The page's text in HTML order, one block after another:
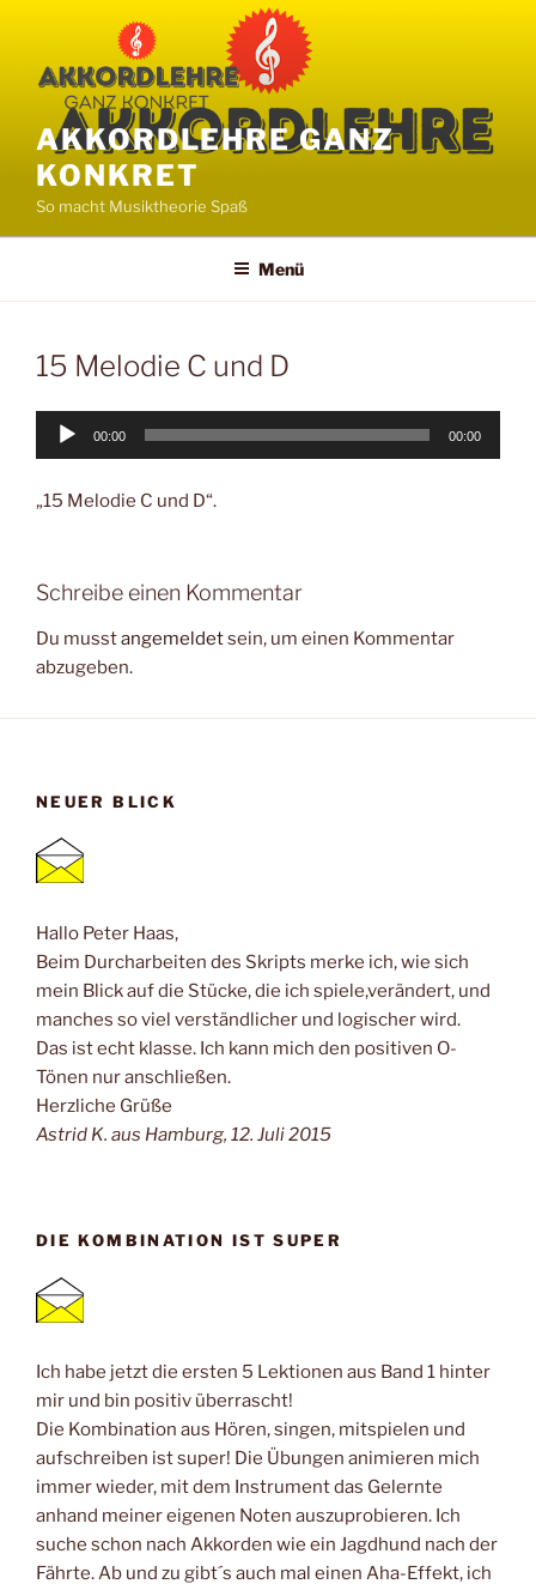
springen
AKKORDLEHRE GANZ
KONKRET
So macht Musiktheorie Spaß
Menü
15 Melodie C und D
Audio-
00:00 00:00
„15 Melodie C und D“.
Schreibe einen Kommentar
Du musstangemeldetsein, um einen Kommentar
abzugeben.
NEUER BLICK
Hallo Peter Haas,
Beim Durcharbeiten des Skripts merke ich, wie sich
mein Blick auf die Stücke, die ich spiele,verändert, und
manches so viel verständlicher und logischer wird.
Das ist echt klasse. Ich kann mich den positiven O-
Tönen nur anschließen.
Herzliche Grüße
Astrid K. aus Hamburg, 12. Juli 2015
DIE KOMBINATION IST SUPER
Ich habe jetzt die ersten 5 Lektionen aus Band 1 hinter
mir und bin positiv überrascht!
Die Kombination aus Hören, singen, mitspielen und
aufschreiben ist super! Die Übungen animieren mich
immer wieder, mit dem Instrument das Gelernte
anhand meiner eigenen Noten auszuprobieren. Ich
suche schon nach Akkorden wie ein Jagdhund nach der
Fährte. Ab und zu gibt´s auch mal einen Aha-Effekt, ich